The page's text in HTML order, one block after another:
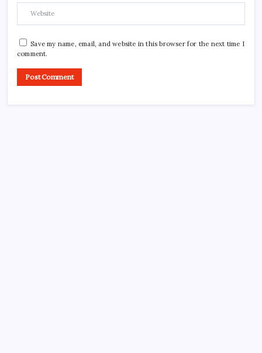
Save my name, email, and website in this browser for the next time I
comment.